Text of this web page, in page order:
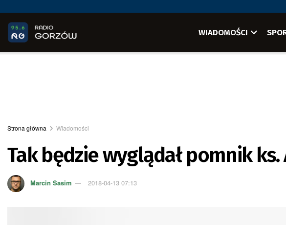
WIADOMOŚCI
Strona główna Wiadomości
Tak będzie wyglądał pomnik
Marcin Sasim 2018-04-13 07:13